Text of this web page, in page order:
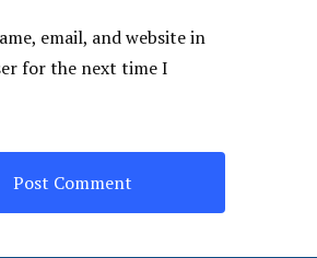
email, and website in
for the next time I